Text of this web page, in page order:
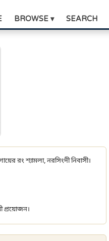
BROWSE ▾ SEARCH
রং শ্যামলা, নরসিংদী নিবাসী।
প্রয়োজন।